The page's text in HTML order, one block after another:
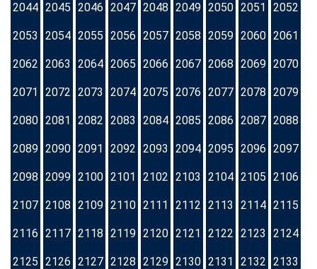
2044 2045 2046 2047 2048 2049 2050 2051 2052
2053 2054 2055 2056 2057 2058 2059 2060 2061
2062 2063 2064 2065 2066 2067 2068 2069 2070
2071 2072 2073 2074 2075 2076 2077 2078 2079
2080 2081 2082 2083 2084 2085 2086 2087 2088
2089 2090 2091 2092 2093 2094 2095 2096 2097
2098 2099 2100 2101 2102 2103 2104 2105 2106
2107 2108 2109 2110 2111 2112 2113 2114 2115
2116 2117 2118 2119 2120 2121 2122 2123 2124
2125 2126 2127 2128 2129 2130 2131 2132 2133